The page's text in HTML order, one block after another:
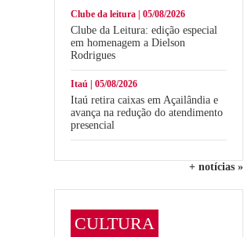
Clube da leitura | 05/08/2026
Clube da Leitura: edição especial
em homenagem a Dielson
Rodrigues
Itaú | 05/08/2026
Itaú retira caixas em Açailândia e
avança na redução do atendimento
presencial
+ notícias »
CULTURA